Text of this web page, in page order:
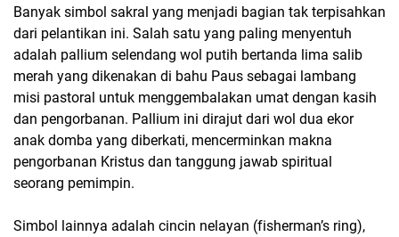
Banyak simbol sakral yang menjadi bagian tak terpisahkan
dari pelantikan ini. Salah satu yang paling menyentuh
adalah pallium selendang wol putih bertanda lima salib
merah yang dikenakan di bahu Paus sebagai lambang
misi pastoral untuk menggembalakan umat dengan kasih
dan pengorbanan. Pallium ini dirajut dari wol dua ekor
anak domba yang diberkati, mencerminkan makna
pengorbanan Kristus dan tanggung jawab spiritual
seorang pemimpin.
Simbol lainnya adalah cincin nelayan (fisherman’s ring),